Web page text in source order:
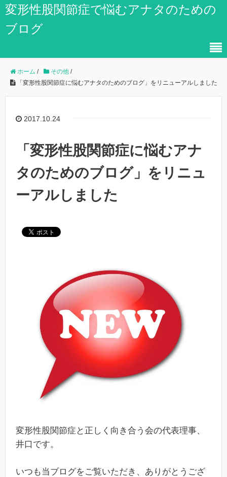
変形性股関節症で悩むアナタのための
ブログ
ホーム / その他 /
「変形性股関節症に悩むアナタのためのブログ」をリニューアルしました
2017.10.24
「変形性股関節症に悩むアナ
タのためのブログ」をリニュ
ーアルしました
変形性股関節症と正しく向き合う会の代表理事、
井口です。
いつも当ブログをご覧いただき、ありがとうござ